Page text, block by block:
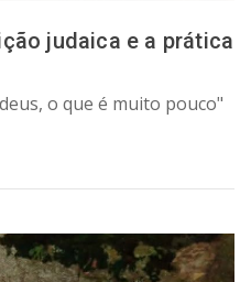
judaica e a prática
o que é muito pouco"